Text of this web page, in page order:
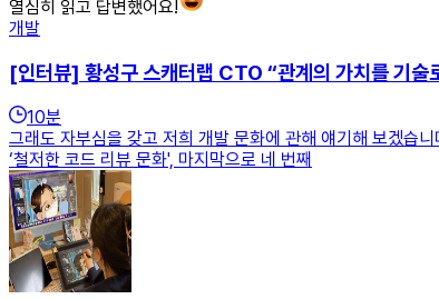
열심히 읽고 답변했어요!
개발
[인터뷰] 황성구 스캐터랩 CTO “관계의 가치를 기술
10분
그래도 자부심을 갖고 저희 개발 문화에 관해 얘기해 보겠습
‘철저한 코드 리뷰 문화', 마지막으로 네 번째